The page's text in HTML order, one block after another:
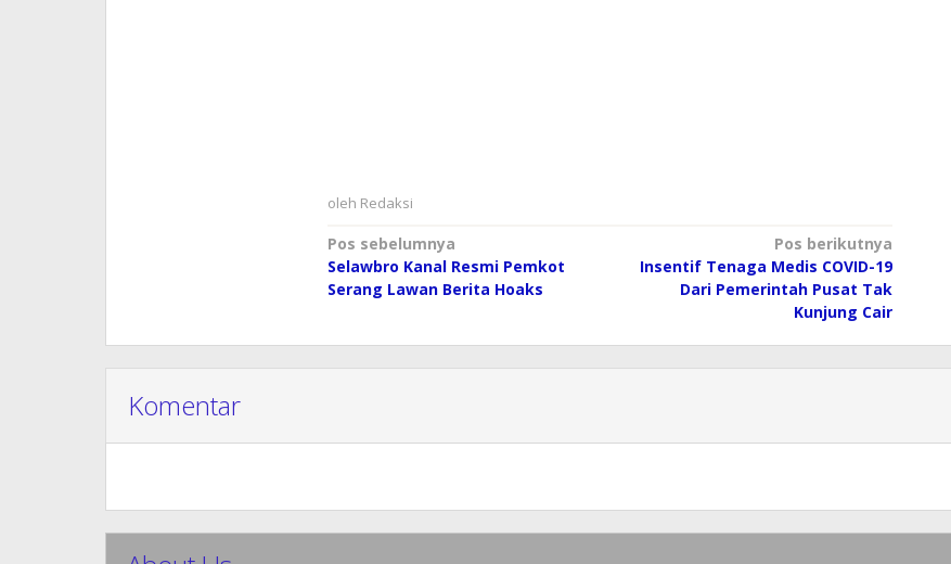
oleh Redaksi
Navigasi
pos
Pos sebelumnya
Selawbro Kanal Resmi Pemkot
Serang Lawan Berita Hoaks
Pos berikutnya
Insentif Tenaga Medis COVID-19
Dari Pemerintah Pusat Tak
Kunjung Cair
Komentar